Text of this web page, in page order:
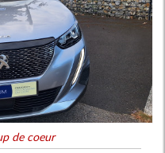
de coeur